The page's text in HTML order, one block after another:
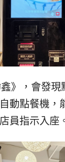
》，會發現
動點餐機，
員指示入座